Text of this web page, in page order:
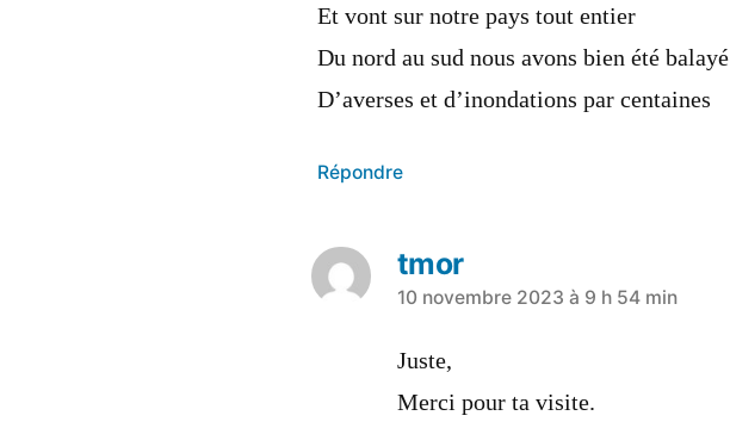
Et vont sur notre pays tout entier
Du nord au sud nous avons bien été balayé
D’averses et d’inondations par centaines
Répondre
tmor
10 novembre 2023 à 9 h 54 min
Juste,
Merci pour ta visite.